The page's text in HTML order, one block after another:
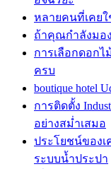
หลายคนที่เคยใ
ถ้าคุณกำลังมอ
การเลือกดอก
ครบ
boutique hotel
การติดตั้ง
อย่างสม่ำเสมอ
ประโยชน์ของ
ระบบน้ำประปา